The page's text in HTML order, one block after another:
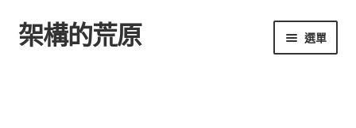
跳
至
跳
至
架構的荒原 選單